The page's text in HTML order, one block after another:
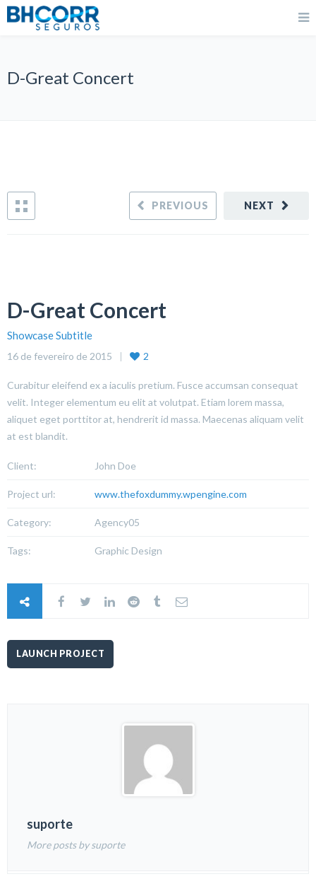
D-Great Concert
NEXT
PREVIOUS
D-Great Concert
Showcase Subtitle
16 de fevereiro de 2015 2
Curabitur eleifend ex a iaculis pretium. Fusce accumsan consequat
velit. Integer elementum eu elit at volutpat. Etiam lorem massa,
aliquet eget porttitor at, hendrerit id massa. Maecenas aliquam velit
at est blandit.
Client: John Doe
Project url: www.thefoxdummy.wpengine.com
Category: Agency05
Tags: Graphic Design
LAUNCH PROJECT
suporte
More posts by suporte